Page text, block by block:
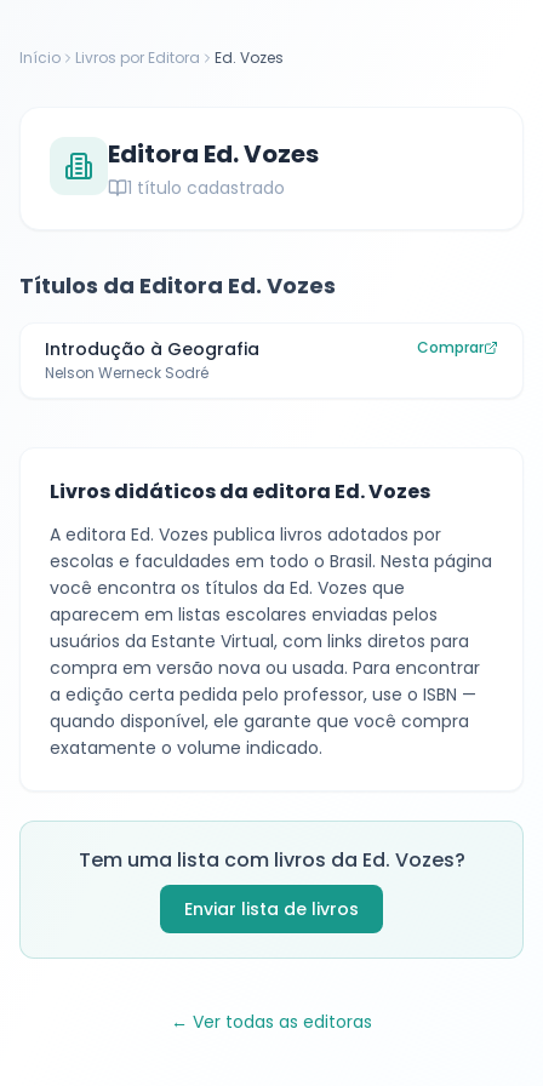
Início Livros por Editora Ed. Vozes
Editora Ed. Vozes
1 título cadastrado
Títulos da Editora Ed. Vozes
Introdução à Geografia
Nelson Werneck Sodré
Comprar
Livros didáticos da editora Ed. Vozes
A editora Ed. Vozes publica livros adotados por
escolas e faculdades em todo o Brasil. Nesta página
você encontra os títulos da Ed. Vozes que
aparecem em listas escolares enviadas pelos
usuários da Estante Virtual, com links diretos para
compra em versão nova ou usada. Para encontrar
a edição certa pedida pelo professor, use o ISBN —
quando disponível, ele garante que você compra
exatamente o volume indicado.
Tem uma lista com livros da Ed. Vozes?
Enviar lista de livros
← Ver todas as editoras